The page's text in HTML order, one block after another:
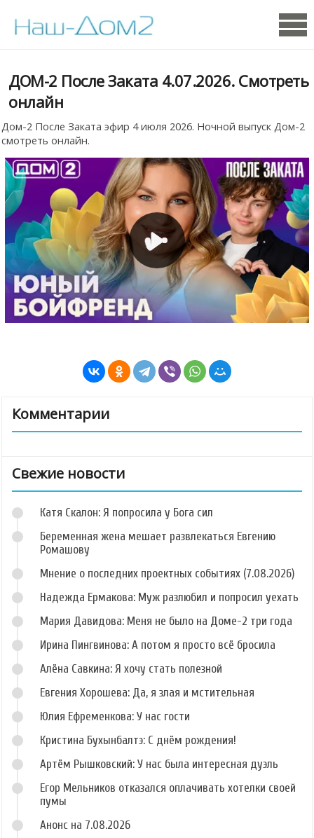
ДОМ-2 После Заката 4.07.2026. Смотреть
онлайн
Дом-2 После Заката эфир 4 июля 2026. Ночной выпуск Дом-2
смотреть онлайн.
Комментарии
Свежие новости
Катя Скалон: Я попросила у Бога сил
Беременная жена мешает развлекаться Евгению
Ромашову
Мнение о последних проектных событиях (7.08.2026)
Надежда Ермакова: Муж разлюбил и попросил уехать
Мария Давидова: Меня не было на Доме-2 три года
Ирина Пингвинова: А потом я просто всё бросила
Алёна Савкина: Я хочу стать полезной
Евгения Хорошева: Да, я злая и мстительная
Юлия Ефременкова: У нас гости
Кристина Бухынбалтэ: С днём рождения!
Артём Рышковский: У нас была интересная дуэль
Егор Мельников отказался оплачивать хотелки своей
пумы
Анонс на 7.08.2026